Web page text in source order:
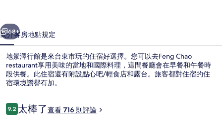
片
集
個 下一個
68+
簡介客房地點規定
地景澤行館是來台東市玩的住宿好選擇。您可以去Feng Chao
restaurant享用美味的當地和國際料理，這間餐廳會在早餐和午餐時
段供餐。此住宿還有附設點心吧/輕食店和露台。旅客都對住宿的住
宿環境讚譽有加。
評
論
9.29.2 分，滿分 10 分，
太棒了查看 716 則評論